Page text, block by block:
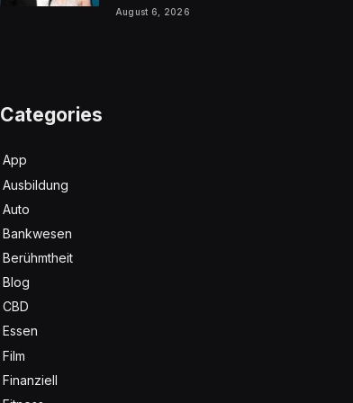
August 6, 2026
Categories
App
Ausbildung
Auto
Bankwesen
Berühmtheit
Blog
CBD
Essen
Film
Finanziell